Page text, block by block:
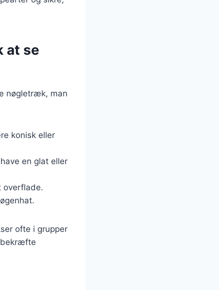
at se
nøgletræk, man
konisk eller
en glat eller
overflade.
ofte i grupper
bekræfte